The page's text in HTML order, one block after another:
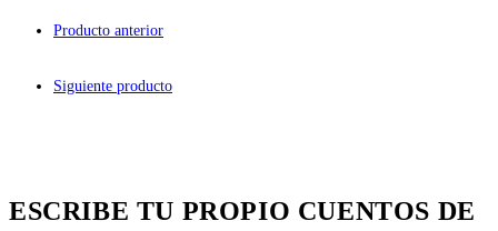
Producto anterior
Siguiente producto
ESCRIBE TU PROPIO CUENTOS DE